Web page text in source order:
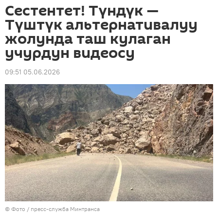
Сестентет! Түндүк —
Түштүк альтернативалуу
жолунда таш кулаган
учурдун видеосу
09:51 05.06.2026
© Фото / пресс-служба Минтранса